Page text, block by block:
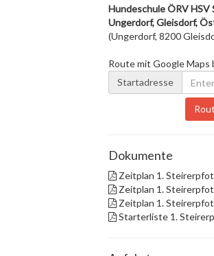
Hundeschule ÖRV
Ungerdorf, Gleisdorf,
(Ungerdorf, 8200
Route mit Google Maps
Startadresse
Dokumente
Zeitplan 1.
Zeitplan 1.
Zeitplan 1.
Starterliste 1.